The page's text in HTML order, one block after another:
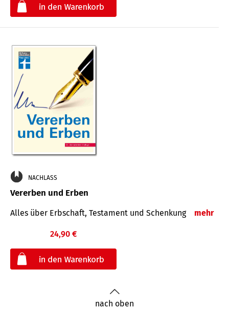
NACHLASS
Vererben und Erben
Alles über Erbschaft, Testament und Schenkung mehr
24,90 €
nach oben